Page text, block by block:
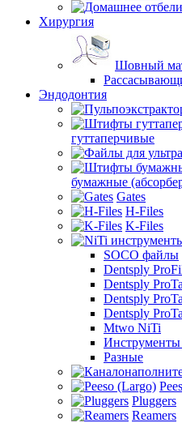
Хирургия
Шовный
Эндодонтия
гуттаперчивые
бумажные
Gates
H-Files
K-Files
SOCO файлы
Dentsply
Dentsply
Dentsply
Dentsply
Mtwo NiTi
Разные
Pluggers
Reamers